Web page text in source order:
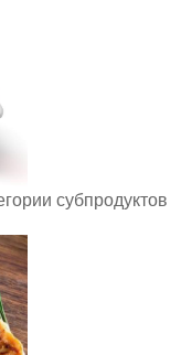
субпродуктов